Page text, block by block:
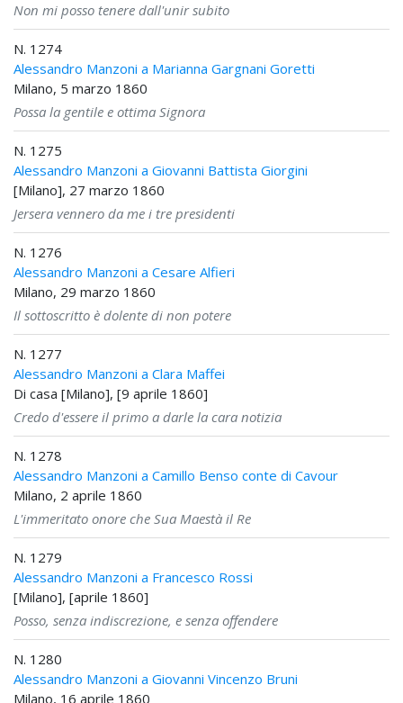
Non mi posso tenere dall'unir subito
N. 1274
Alessandro Manzoni a Marianna Gargnani Goretti
Milano, 5 marzo 1860
Possa la gentile e ottima Signora
N. 1275
Alessandro Manzoni a Giovanni Battista Giorgini
[Milano], 27 marzo 1860
Jersera vennero da me i tre presidenti
N. 1276
Alessandro Manzoni a Cesare Alfieri
Milano, 29 marzo 1860
Il sottoscritto è dolente di non potere
N. 1277
Alessandro Manzoni a Clara Maffei
Di casa [Milano], [9 aprile 1860]
Credo d'essere il primo a darle la cara notizia
N. 1278
Alessandro Manzoni a Camillo Benso conte di Cavour
Milano, 2 aprile 1860
L'immeritato onore che Sua Maestà il Re
N. 1279
Alessandro Manzoni a Francesco Rossi
[Milano], [aprile 1860]
Posso, senza indiscrezione, e senza offendere
N. 1280
Alessandro Manzoni a Giovanni Vincenzo Bruni
Milano, 16 aprile 1860